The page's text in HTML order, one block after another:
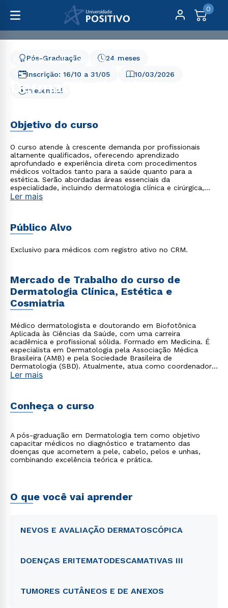
0
Pós-Graduação
Medicina
Dermatologia Clínica, Estética e Cosmiatria
Dermatologia Clínica,
10/03/2026
24 meses
Pós-Graduação
Presencial
Inscrição: 16/10 a 31/05
Objetivo do curso
O curso atende à crescente demanda por profissionais
altamente qualificados, oferecendo aprendizado
aprofundado e experiência direta com procedimentos
médicos voltados tanto para a saúde quanto para a
estética. Serão abordadas áreas essenciais da
especialidade, incluindo dermatologia clínica e cirúrgica,
oncologia dermatológica, alergia e imunologia
para médicos que desejam se destacar em uma das
especialidades médicas mais promissoras do mercado,
Ler mais
Público Alvo
Exclusivo para médicos com registro ativo no CRM.
Mercado de Trabalho do curso de
Dermatologia Clínica, Estética e
Cosmiatria
Médico dermatologista e doutorando em Biofotônica
Aplicada às Ciências da Saúde, com uma carreira
acadêmica e profissional sólida. Formado em Medicina. É
especialista em Dermatologia pela Associação Médica
Brasileira (AMB) e pela Sociedade Brasileira de
Dermatologia (SBD). Atualmente, atua como coordenador
e professor em cursos de dermatologia na Cruzeiro do Sul
Ler mais
Conheça o curso
A pós-graduação em Dermatologia tem como objetivo
capacitar médicos no diagnóstico e tratamento das
doenças que acometem a pele, cabelo, pelos e unhas,
combinando excelência teórica e prática.
O que você vai aprender
NEVOS E AVALIAÇÃO DERMATOSCÓPICA
DOENÇAS ERITEMATODESCAMATIVAS III
TUMORES CUTÂNEOS E DE ANEXOS